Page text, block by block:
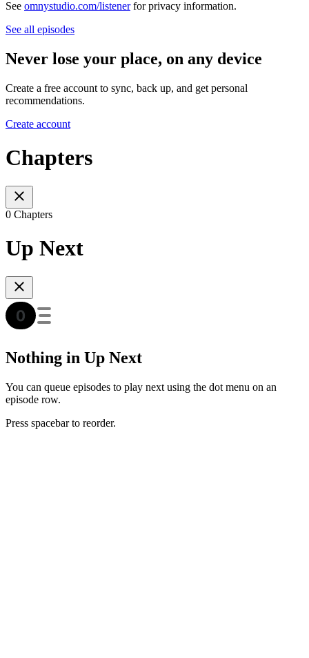
See omnystudio.com/listenerfor privacy information.
See all episodes
Never lose your place, on any device
Create a free account to sync, back up, and get personal
recommendations.
Create account
Chapters
0 Chapters
Up Next
Nothing in Up Next
You can queue episodes to play next using the dot menu on an
episode row.
Press spacebar to reorder.